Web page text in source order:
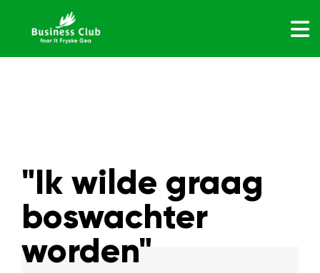
"Ik wilde graag
boswachter
worden"